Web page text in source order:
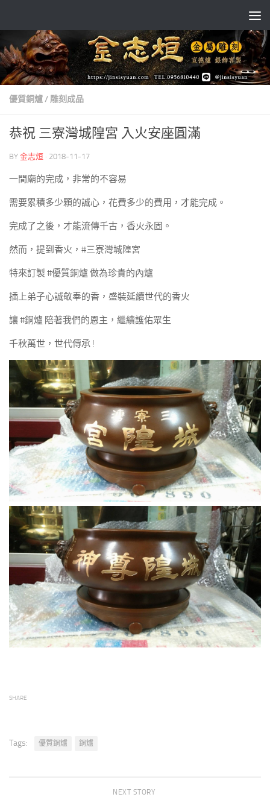
優質銅爐/ 雕刻成品
恭祝 三寮灣城隍宮 入火安座圓滿
BY 金志烜 · 2018-11-17
一間廟的完成，非常的不容易
需要累積多少顆的誠心，花費多少的費用，才能完成。
完成了之後，才能流傳千古，香火永固。
然而，提到香火，#三寮灣城隍宮
特來訂製 #優質銅爐 做為珍貴的內爐
插上弟子心誠敬奉的香，盛裝延續世代的香火
讓 #銅爐 陪著我們的恩主，繼續護佑眾生
千秋萬世，世代傳承 !
SHARE
Tags: 優質銅爐 銅爐
NEXT STORY